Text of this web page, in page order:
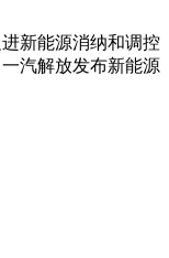
新能源消纳和调控
汽解放发布新能源